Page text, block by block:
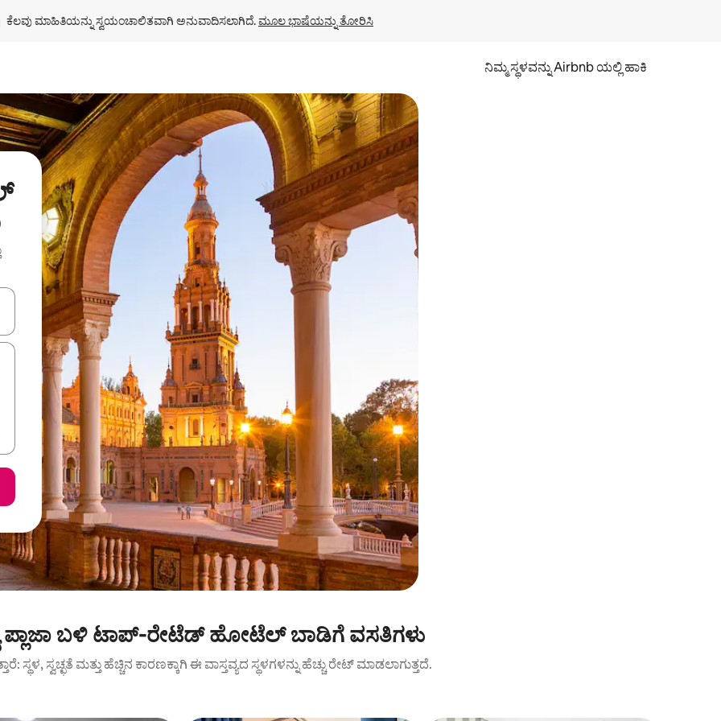
ಕೆಲವು ಮಾಹಿತಿಯನ್ನು ಸ್ವಯಂಚಾಲಿತವಾಗಿ ಅನುವಾದಿಸಲಾಗಿದೆ. ಮೂಲ ಭಾಷೆಯನ್ನು ತೋರಿಸಿ
ನಿಮ್ಮ ಸ್ಥಳವನ್ನು Airbnb ಯಲ್ಲಿ ಹಾಕಿ
ನ್ಯಾವಿಗೇಟ್ ಮಾಡಿ ಅಥವಾ ಸ್ಪರ್ಶ ಅಥವಾ ಸ್ವೈಪ್ ಗೆಸ್ಚರ್‌ಗಳ ಮೂಲಕ ಅನ್ವೇಷಿಸಿ.
ಪ್ಲಾಜಾ ಬಳಿ ಟಾಪ್-ರೇಟೆಡ್ ಹೋಟೆಲ್ ಬಾಡಿಗೆ ವಸತಿಗಳು
ಸ್ಥಳ, ಸ್ವಚ್ಛತೆ ಮತ್ತು ಹೆಚ್ಚಿನ ಕಾರಣಕ್ಕಾಗಿ ಈ ವಾಸ್ತವ್ಯದ ಸ್ಥಳಗಳನ್ನು ಹೆಚ್ಚು ರೇಟ್ ಮಾಡಲಾಗುತ್ತದೆ.